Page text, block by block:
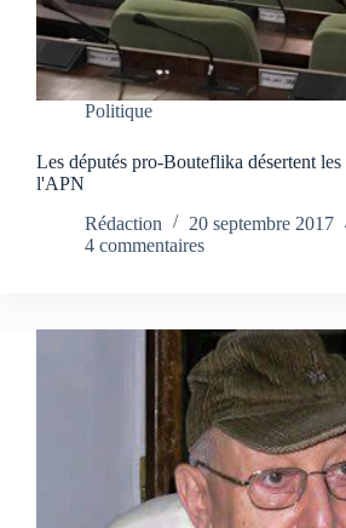
Politique
Les députés pro-Bouteflika désertent les
l'APN
Rédaction
20 septembre 2017
4 commentaires